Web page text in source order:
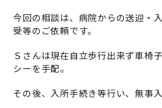
今回の相談は、病院からの送迎・
受等のご依頼です。
Ｓさんは現在自立歩行出来ず車椅
シーを手配。
その後、入所手続き等行い、無事